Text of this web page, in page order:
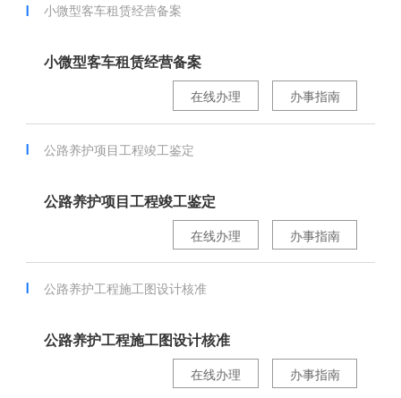
小微型客车租赁经营备案
小微型客车租赁经营备案
办事指南
在线办理
公路养护项目工程竣工鉴定
公路养护项目工程竣工鉴定
办事指南
在线办理
公路养护工程施工图设计核准
公路养护工程施工图设计核准
办事指南
在线办理